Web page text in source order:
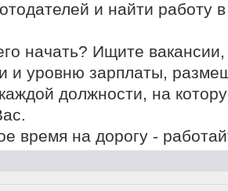
и найти работу
начать? Ищите
и уровню зарплаты,
должности, на
время на дорогу -